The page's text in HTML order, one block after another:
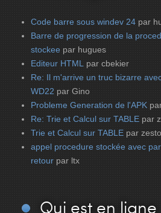
Code barre sous windev 24 par
Barre de progression de la
stockee par hugues
Editeur HTML par cbekier
Re: Il m'arrive un truc bizarre
WD22 par Gino
Probleme Generation de l'APK
Re: Trie et Calcul sur TABLE par
Trie et Calcul sur TABLE par
appel procedure stockée avec
retour par ltx
Qui est en ligne